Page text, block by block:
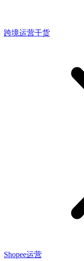
跨境运营干货
Shopee运营